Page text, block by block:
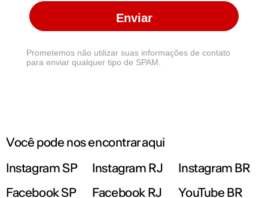
Enviar
Prometemos não utilizar suas informações de contato
para enviar qualquer tipo de SPAM.
Você pode nos encontrar aqui
Instagram SP
Instagram RJ
Instagram BR
Facebook SP
Facebook RJ
YouTube BR